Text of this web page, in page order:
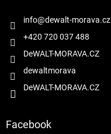
info@dewalt-morava.cz
+420 720 037 488
DeWALT-MORAVA.CZ
dewaltmorava
DeWALT-MORAVA.CZ
Facebook